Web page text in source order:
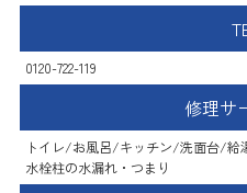
0120-722-119
修理サ
トイレ/お風呂/キッチン/洗面台/給
水栓柱の水漏れ・つまり